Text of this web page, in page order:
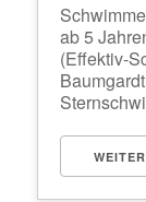
ab 5
(Effektiv-